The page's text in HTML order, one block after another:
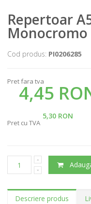
Repertoar
Monocromo
Cod produs: PI0206285
Pret fara tva
4,45
5,30 RON
Pret cu TVA
Descriere produs